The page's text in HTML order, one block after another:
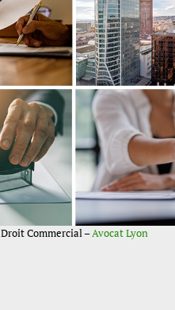
Droit Commercial –Avocat Lyon